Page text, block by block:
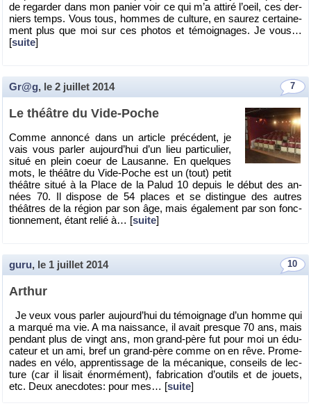
de re­gar­der dans mon pa­nier voir ce qui m’a at­tiré l’oeil, ces der­
niers temps. Vous tous, hommes de culture, en sau­rez cer­tai­ne­
ment plus que moi sur ces pho­tos et té­moi­gnages. Je vous…
[suite]
7
Gr@g, le 2 juillet 2014
Le théâtre du Vide-Poche
Comme an­noncé dans un ar­ticle pré­cé­dent, je
vais vous par­ler au­jour­d’hui d’un lieu par­ti­cu­lier,
situé en plein coeur de Lau­sanne. En quelques
mots, le théâtre du Vide-Poche est un (tout) petit
théâtre situé à la Place de la Palud 10 de­puis le début des an­
nées 70. Il dis­pose de 54 places et se dis­tingue des autres
théâtres de la ré­gion par son âge, mais éga­le­ment par son fonc­
tion­ne­ment, étant relié à… [suite]
10
guru, le 1 juillet 2014
Ar­thur
Je veux vous par­ler au­jour­d’hui du té­moi­gnage d’un homme qui
a mar­qué ma vie. A ma nais­sance, il avait presque 70 ans, mais
pen­dant plus de vingt ans, mon grand-père fut pour moi un édu­
ca­teur et un ami, bref un grand-père comme on en rêve. Pro­me­
nades en vélo, ap­pren­tis­sage de la mé­ca­nique, conseils de lec­
ture (car il li­sait énor­mé­ment), fa­bri­ca­tion d’ou­tils et de jouets,
etc. Deux anec­dotes: pour mes… [suite]